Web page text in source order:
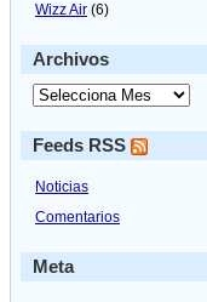
Wizz Air (6)
Archivos
Feeds RSS
Noticias
Comentarios
Meta